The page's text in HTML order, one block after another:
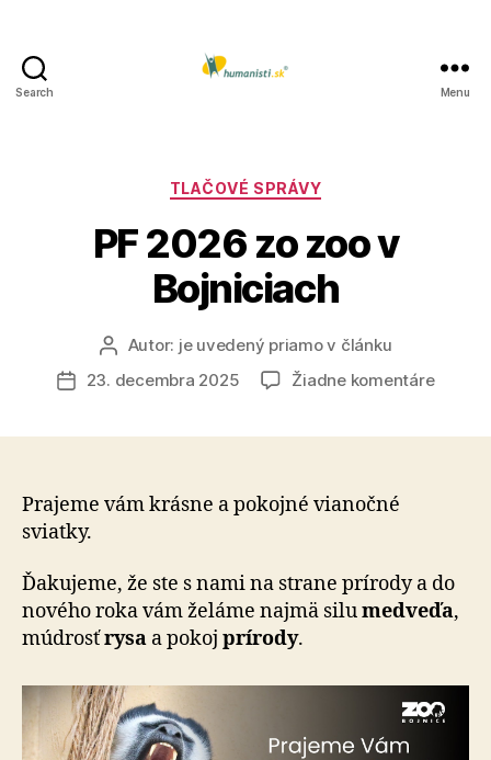
Search Menu
Kategórie
TLAČOVÉ SPRÁVY
PF 2026 zo zoo v
Bojniciach
Autor
článku
Autor: je uvedený priamo v článku
Dátum23. decembra 2025 Žiadne komentárena
Prajeme vám krásne a pokojné vianočné
sviatky.
Ďakujeme, že ste s nami na strane prírody a do
nového roka vám želáme najmä silumedveďa,
múdrosťrysa a pokoj prírody.